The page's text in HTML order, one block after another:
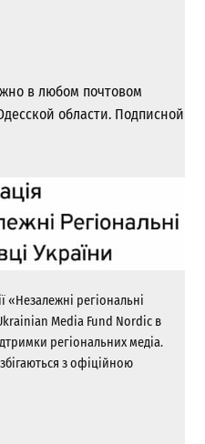
в любом почтовом
области. Подписной
«Незалежні регіональні
Media Fund Nordic в
регіональних медіа.
з офіційною